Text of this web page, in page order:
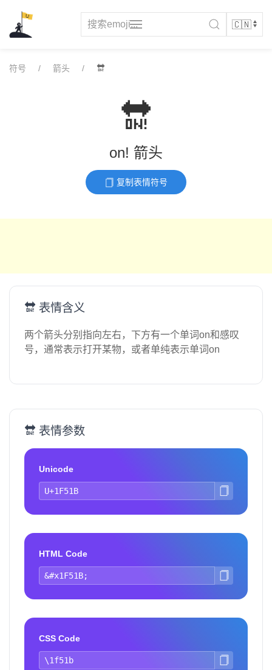
content
符号 箭头 🔛
🔛
on! 箭头
复制表情符号
🔛 表情含义
两个箭头分别指向左右，下方有一个单词on和感叹
号，通常表示打开某物，或者单纯表示单词on
🔛 表情参数
Unicode
HTML Code
CSS Code